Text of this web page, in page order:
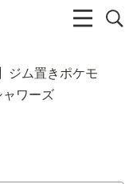
ジム置きポケモ
ャワーズ